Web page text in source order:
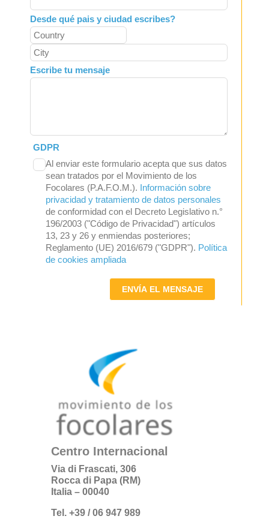
Desde qué pais y ciudad escribes?
Escribe tu mensaje
GDPR
Al enviar este formulario acepta que sus datos
sean tratados por el Movimiento de los
Focolares (P.A.F.O.M.). Información sobre
privacidad y tratamiento de datos personales
de conformidad con el Decreto Legislativo n.°
196/2003 ("Código de Privacidad") artículos
13, 23 y 26 y enmiendas posteriores;
Reglamento (UE) 2016/679 ("GDPR"). Política
de cookies ampliada
ENVÍA EL MENSAJE
Centro Internacional
Via di Frascati, 306
Rocca di Papa (RM)
Italia – 00040
Tel. +39 / 06 947 989